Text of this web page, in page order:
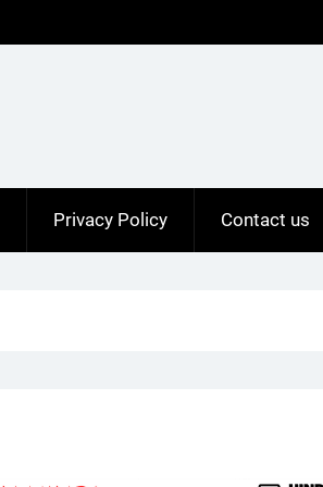
Privacy Policy Contact us